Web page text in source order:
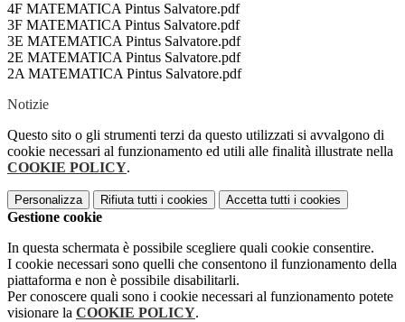
4F MATEMATICA Pintus Salvatore.pdf
3F MATEMATICA Pintus Salvatore.pdf
3E MATEMATICA Pintus Salvatore.pdf
2E MATEMATICA Pintus Salvatore.pdf
2A MATEMATICA Pintus Salvatore.pdf
Notizie
Questo sito o gli strumenti terzi da questo utilizzati si avvalgono di
cookie necessari al funzionamento ed utili alle finalità illustrate nella
COOKIE POLICY.
Personalizza Rifiuta tutti i cookies Accetta tutti i cookies
Gestione cookie
In questa schermata è possibile scegliere quali cookie consentire.
I cookie necessari sono quelli che consentono il funzionamento della
piattaforma e non è possibile disabilitarli.
Per conoscere quali sono i cookie necessari al funzionamento potete
visionare la COOKIE POLICY.